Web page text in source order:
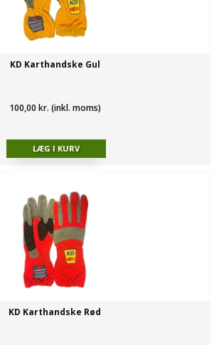
KD Karthandske Gul
100,00 kr. (inkl. moms)
KD Karthandske Rød